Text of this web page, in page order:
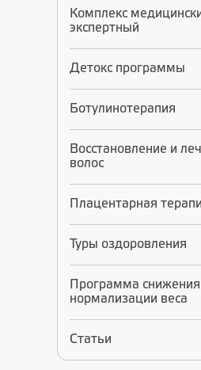
Комплекс
экспертный
Детокс программы
Ботулинотерапия
Восстановление и
волос
Плацентарная
Туры оздоровления
Программа снижения
нормализации веса
Статьи